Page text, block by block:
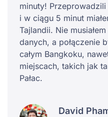
minuty!
i w ciągu 5 minut
Tajlandii. Nie
danych, a połączenie
całym Bangkoku,
miejscach, takich jak
Pałac.
David